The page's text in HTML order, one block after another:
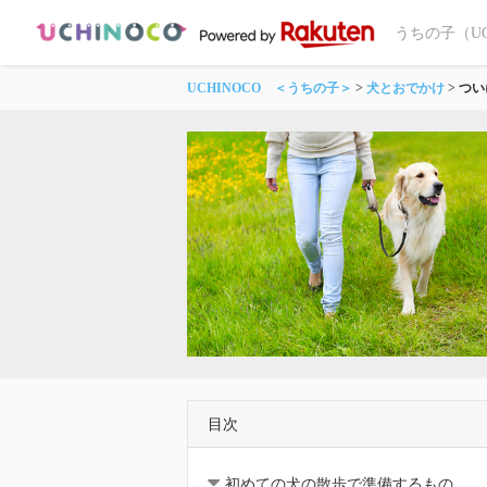
うちの子（
UCHINOCO ＜うちの子＞ 犬とおでかけ つ
目次
初めての犬の散歩で準備するもの